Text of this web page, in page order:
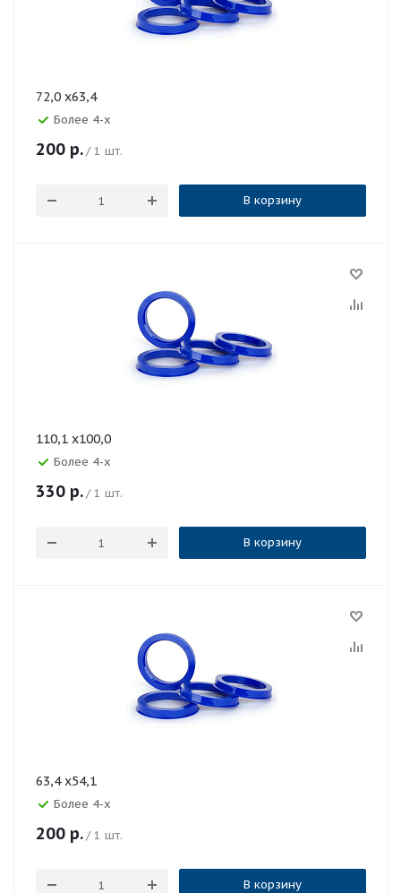
72,0 x63,4
Более 4-х
200 р./ 1 шт.
В корзину
110,1 x100,0
Более 4-х
330 р./ 1 шт.
В корзину
63,4 x54,1
Более 4-х
200 р./ 1 шт.
В корзину